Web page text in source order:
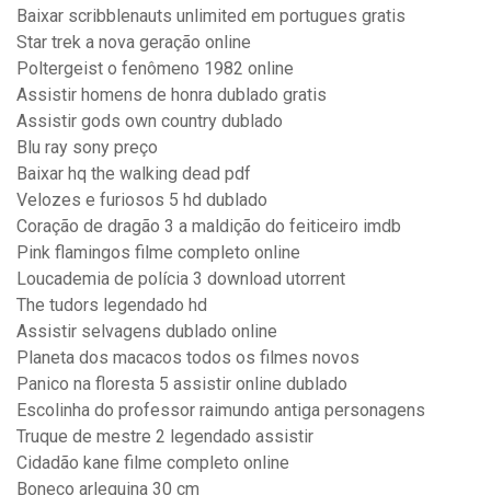
Baixar scribblenauts unlimited em portugues gratis
Star trek a nova geração online
Poltergeist o fenômeno 1982 online
Assistir homens de honra dublado gratis
Assistir gods own country dublado
Blu ray sony preço
Baixar hq the walking dead pdf
Velozes e furiosos 5 hd dublado
Coração de dragão 3 a maldição do feiticeiro imdb
Pink flamingos filme completo online
Loucademia de polícia 3 download utorrent
The tudors legendado hd
Assistir selvagens dublado online
Planeta dos macacos todos os filmes novos
Panico na floresta 5 assistir online dublado
Escolinha do professor raimundo antiga personagens
Truque de mestre 2 legendado assistir
Cidadão kane filme completo online
Boneco arlequina 30 cm